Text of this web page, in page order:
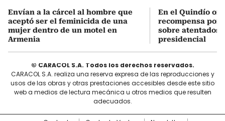
Envían a la cárcel al hombre que
aceptó ser el feminicida de una
mujer dentro de un motel en
Armenia
En el Quindío
recompensa por
sobre atentados
presidencial
© CARACOL S.A. Todos los derechos reservados.
CARACOL S.A. realiza una reserva expresa de las reproducciones y
usos de las obras y otras prestaciones accesibles desde este sitio
web a medios de lectura mecánica u otros medios que resulten
adecuados.